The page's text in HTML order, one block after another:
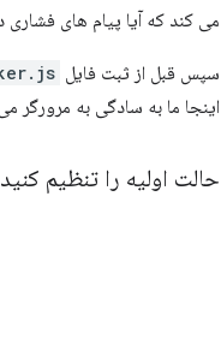
می کند که آیا پیام های
سپس قبل از ثبت فایل
اینجا ما به سادگی به
حالت اولیه را تنظیم کنید